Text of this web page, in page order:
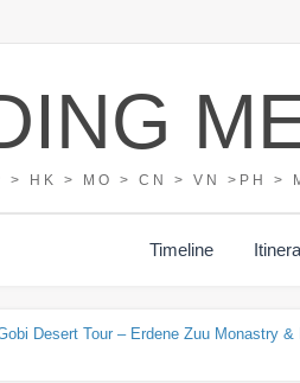
HK > MO > CN > VN >PH >
Timeline
Desert Tour – Erdene Zuu Monastry &